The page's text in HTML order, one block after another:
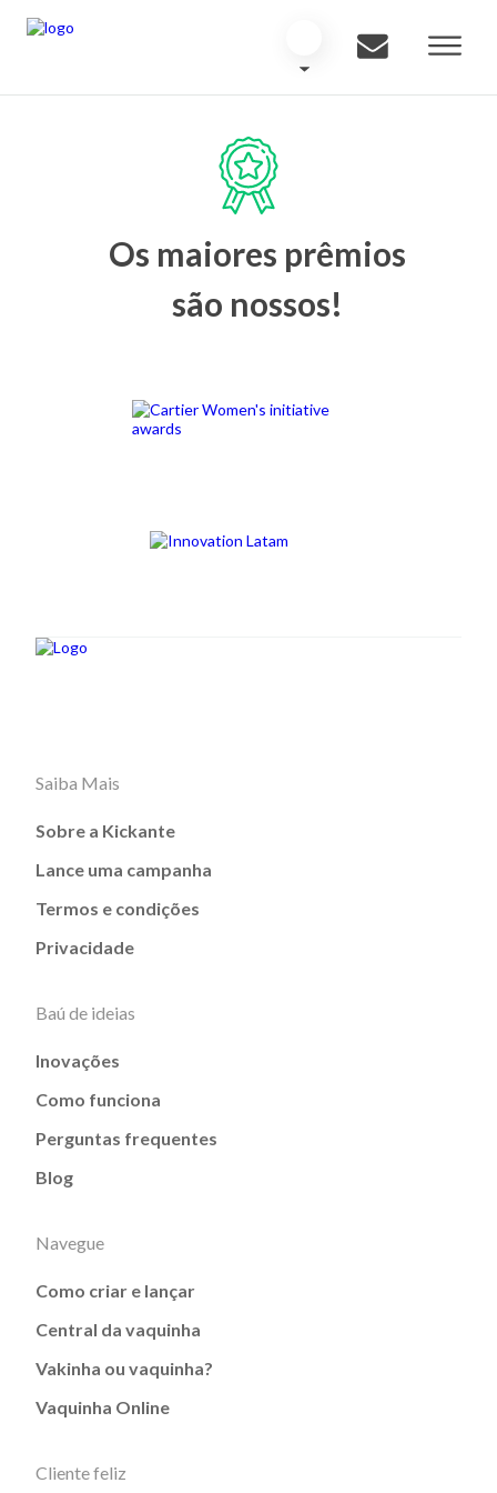
Os maiores prêmios
são nossos!
Saiba Mais
Sobre a Kickante
Lance uma campanha
Termos e condições
Privacidade
Baú de ideias
Inovações
Como funciona
Perguntas frequentes
Blog
Navegue
Como criar e lançar
Central da vaquinha
Vakinha ou vaquinha?
Vaquinha Online
Cliente feliz